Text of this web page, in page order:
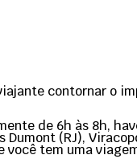
contornar o
de 6h às 8h,
(RJ),
você tem uma